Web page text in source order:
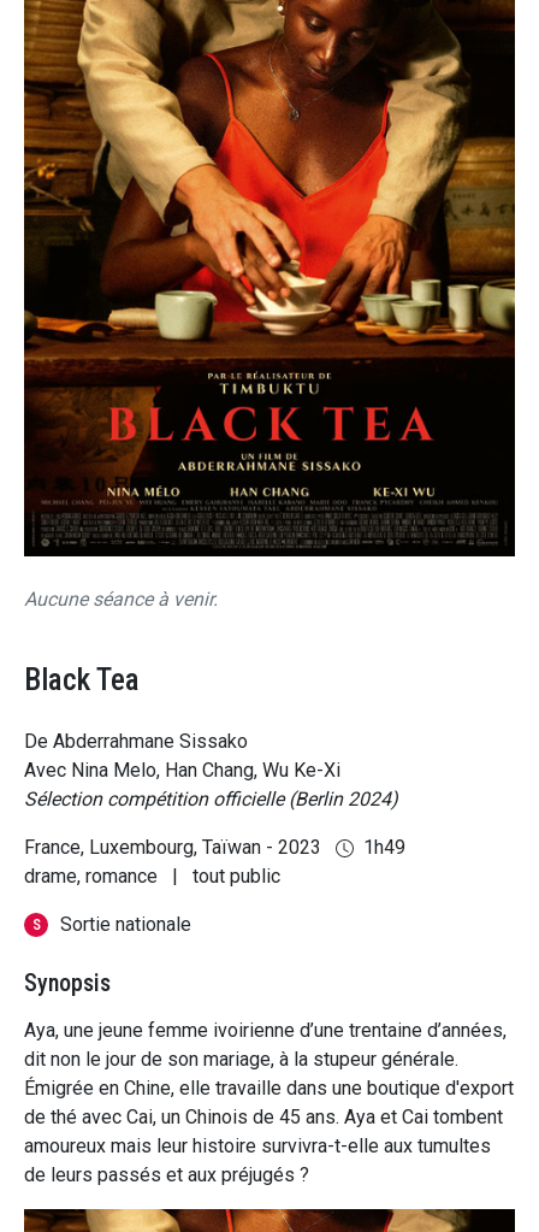
Aucune séance à venir.
Black Tea
De Abderrahmane Sissako
Avec Nina Melo, Han Chang, Wu Ke-Xi
Sélection compétition officielle (Berlin 2024)
France, Luxembourg, Taïwan - 2023
1h49
drame, romance
tout public
S Sortie nationale
Synopsis
Aya, une jeune femme ivoirienne d’une trentaine d’années,
dit non le jour de son mariage, à la stupeur générale.
Émigrée en Chine, elle travaille dans une boutique d'export
de thé avec Cai, un Chinois de 45 ans. Aya et Cai tombent
amoureux mais leur histoire survivra-t-elle aux tumultes
de leurs passés et aux préjugés ?